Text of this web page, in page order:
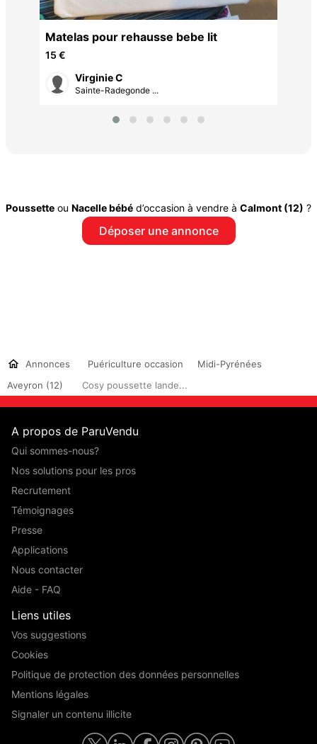
Matelas pour rehausse bebe lit
15 €
Virginie C
Sainte-Radegonde ...
Poussette ou Nacelle bébé d’occasion à vendre à Calmont (12) ?
Déposer une annonce
Annonces Puériculture occasion
Midi-Pyrénées
Aveyron (12)
Cosy poussette lande...
A propos de ParuVendu
Qui sommes-nous?
Nos solutions pour les pros
Recrutement
Témoignages
Presse
Applications
Nous contacter
Aide - FAQ
Liens utiles
Vos suggestions
Cookies
Politique de protection des données personnelles
Mentions légales
Signaler un contenu illicite